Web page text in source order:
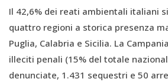
Il 42,6% dei reati ambientali italiani
quattro regioni a storica presenza
Puglia, Calabria e Sicilia. La
illeciti penali (15% del totale
denunciate, 1.431 sequestri e 50